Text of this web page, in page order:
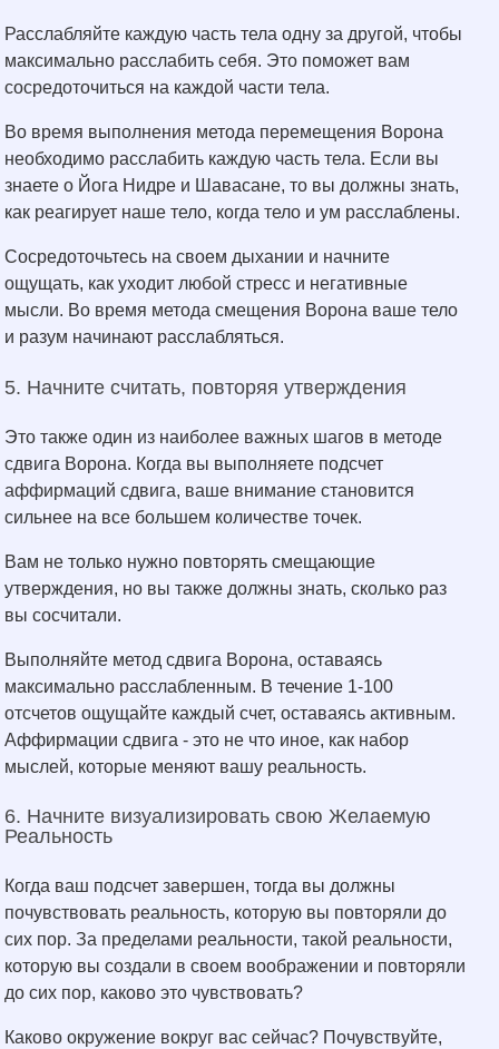
Расслабляйте каждую часть тела одну за другой, чтобы
максимально расслабить себя. Это поможет вам
сосредоточиться на каждой части тела.
Во время выполнения метода перемещения Ворона
необходимо расслабить каждую часть тела. Если вы
знаете о Йога Нидре и Шавасане, то вы должны знать,
как реагирует наше тело, когда тело и ум расслаблены.
Сосредоточьтесь на своем дыхании и начните
ощущать, как уходит любой стресс и негативные
мысли. Во время метода смещения Ворона ваше тело
и разум начинают расслабляться.
5. Начните считать, повторяя утверждения
Это также один из наиболее важных шагов в методе
сдвига Ворона. Когда вы выполняете подсчет
аффирмаций сдвига, ваше внимание становится
сильнее на все большем количестве точек.
Вам не только нужно повторять смещающие
утверждения, но вы также должны знать, сколько раз
вы сосчитали.
Выполняйте метод сдвига Ворона, оставаясь
максимально расслабленным. В течение 1-100
отсчетов ощущайте каждый счет, оставаясь активным.
Аффирмации сдвига - это не что иное, как набор
мыслей, которые меняют вашу реальность.
6. Начните визуализировать свою Желаемую
Реальность
Когда ваш подсчет завершен, тогда вы должны
почувствовать реальность, которую вы повторяли до
сих пор. За пределами реальности, такой реальности,
которую вы создали в своем воображении и повторяли
до сих пор, каково это чувствовать?
Каково окружение вокруг вас сейчас? Почувствуйте,